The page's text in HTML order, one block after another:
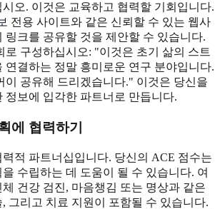
오. 이것은 교육하고 협력할 기회입니다.
전용 사이트와 같은 신뢰할 수 있는 웹사
링크를 공유할 것을 제안할 수 있습니다.
로 구성하십시오: "이것은 초기 삶의 스트
연결하는 정말 흥미로운 연구 분야입니다.
이 공유해 드리겠습니다." 이것은 당신을
정보에 입각한 파트너로 만듭니다.
에 협력하기
적 파트너십입니다. 당신의 ACE 점수는
수립하는 데 도움이 될 수 있습니다. 여
건강 검진, 마음챙김 또는 명상과 같은
그리고 치료 지원이 포함될 수 있습니다.